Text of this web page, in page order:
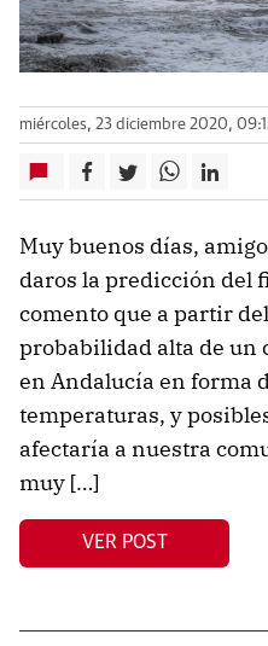
miércoles, 23 diciembre 2020,
Muy buenos días,
daros la predicción del
comento que a partir
probabilidad alta de un
en Andalucía en forma
temperaturas, y
afectaría a nuestra
muy […]
VER POST